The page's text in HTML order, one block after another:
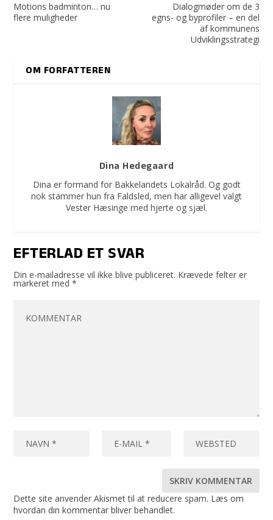
Motions badminton… nu
flere muligheder
Dialogmøder om de 3
egns- og byprofiler – en del
af kommunens
Udviklingsstrategi
OM FORFATTEREN
Dina Hedegaard
Dina er formand for Bakkelandets Lokalråd. Og godt
nok stammer hun fra Faldsled, men har alligevel valgt
Vester Hæsinge med hjerte og sjæl.
EFTERLAD ET SVAR
Din e-mailadresse vil ikke blive publiceret. Krævede felter er
markeret med*
Dette site anvender Akismet til at reducere spam. Læs om
hvordan din kommentar bliver behandlet.